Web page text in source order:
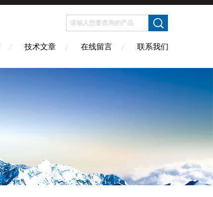
技术文章 在线留言 联系我们